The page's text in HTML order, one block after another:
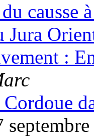
causse
Jura
: